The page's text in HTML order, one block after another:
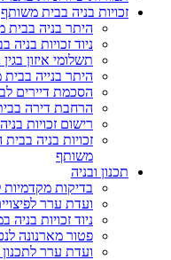
זכויות בניה בבית משותף
היתר בניה בבית
ניוד זכויות
תשלומי איזון
היתר בנייה
הסכמת דיירים
הרחבת דירה
רישום זכויות
זכויות בניה
משותף
תכנון ובניה
בדיקות מקדמיות
ועדת ערר
ניוד זכויות
פטור מארנונה
ועדת ערר לתכנון